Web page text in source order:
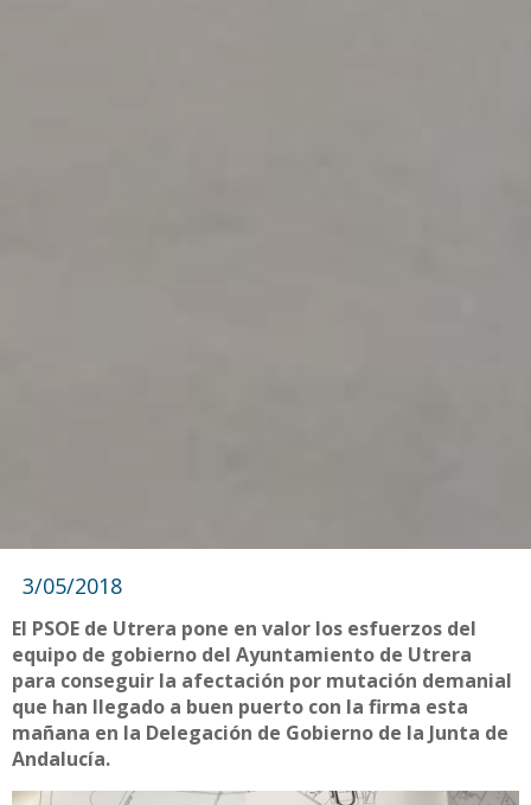
3/05/2018
El PSOE de Utrera pone en valor los esfuerzos del
equipo de gobierno del Ayuntamiento de Utrera
para conseguir la afectación por mutación demanial
que han llegado a buen puerto con la firma esta
mañana en la Delegación de Gobierno de la Junta de
Andalucía.